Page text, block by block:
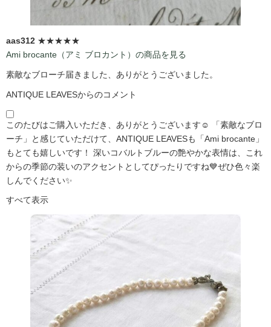
aas312 ★★★★★
Ami brocante（アミ ブロカント）の商品を見る
素敵なブローチ届きました、ありがとうございました。
ANTIQUE LEAVESからのコメント
このたびはご購入いただき、ありがとうございます☺️ 「素敵なブロ
ーチ」と感じていただけて、ANTIQUE LEAVESも「Ami brocante」
もとても嬉しいです！ 深いコバルトブルーの艶やかな表情は、これ
からの季節の装いのアクセントとしてぴったりですね💙ぜひ色々楽
しんでください✨
すべて表示